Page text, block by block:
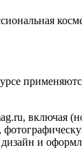
включая
и